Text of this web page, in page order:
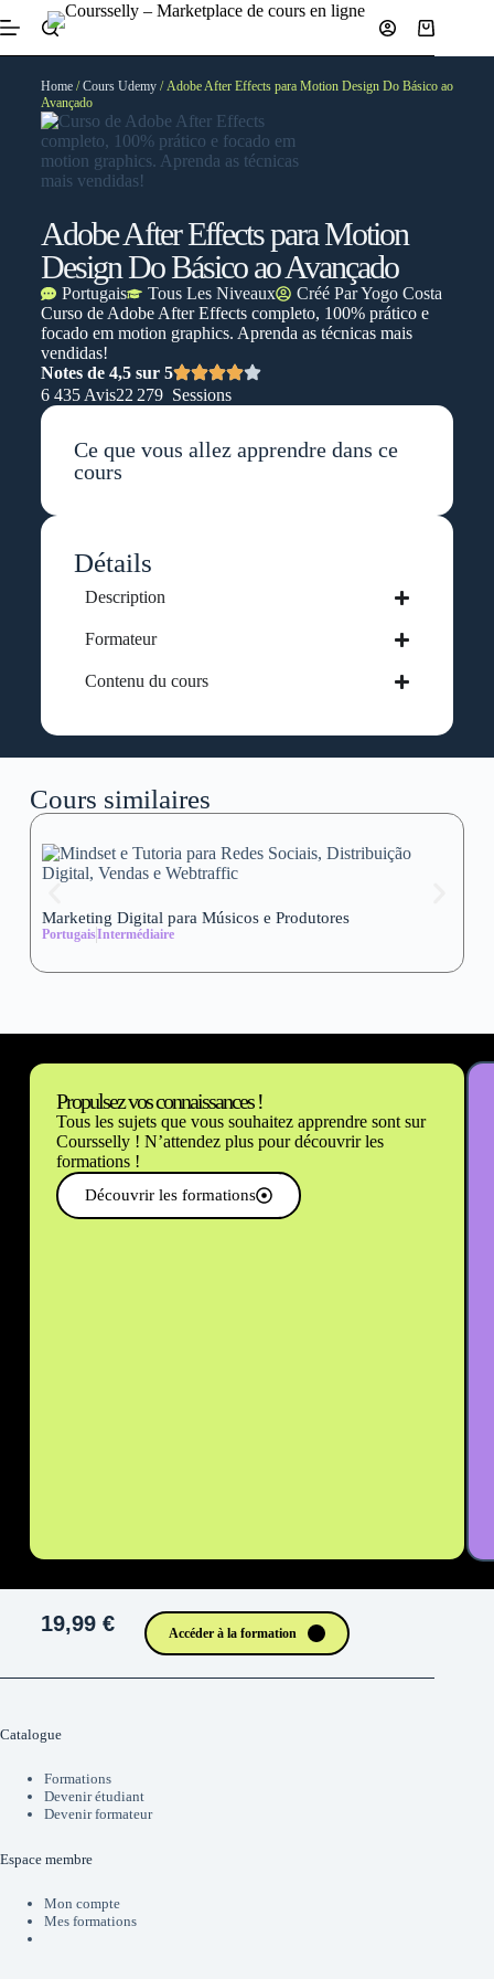
Home/Cours Udemy/ Adobe After Effects para Motion Design Do Básico ao
Avançado
Adobe After Effects para Motion
Design Do Básico ao Avançado
Portugais Tous Les Niveaux Créé ParYogo Costa
Curso de Adobe After Effects completo, 100% prático e
focado em motion graphics. Aprenda as técnicas mais
vendidas!
Notes de 4,5 sur 5
6 435 Avis22 279 Sessions
Ce que vous allez apprendre dans ce
cours
Détails
Description
Formateur
Contenu du cours
Cours similaires
Marketing Digital para Músicos e Produtores
PortugaisIntermédiaire
Propulsez vos connaissances !
Tous les sujets que vous souhaitez apprendre sont sur
Coursselly ! N’attendez plus pour découvrir les
formations !
Découvrir les formations
19,99 € Accéder à la formation
Catalogue
Formations
Devenir étudiant
Devenir formateur
Espace membre
Mon compte
Mes formations